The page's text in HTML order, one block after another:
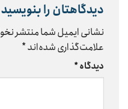
دیدگاهتان را بنویسید
نشانی ایمیل شما منتشر
علامت‌گذاری شده‌اند*
دیدگاه*